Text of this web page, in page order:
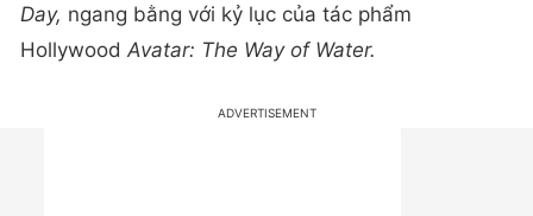
Day, ngang bằng với kỷ lục của tác phẩm
Hollywood Avatar: The Way of Water.